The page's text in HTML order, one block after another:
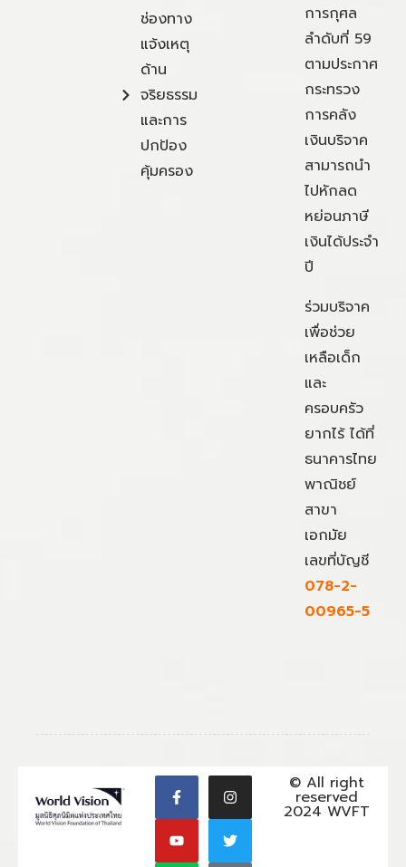
ช่องทาง
แจ้งเหตุ
ด้าน
จริยธรรม
และการ
ปกป้อง
คุ้มครอง
การกุศล
ลำดับที่ 59
ตามประกาศ
กระทรวง
การคลัง
เงินบริจาค
สามารถนำ
ไปหักลด
หย่อนภาษี
เงินได้ประจำ
ปี
ร่วมบริจาค
เพื่อช่วย
เหลือเด็ก
และ
ครอบครัว
ยากไร้ ได้ที่
ธนาคารไทย
พาณิชย์
สาขา
เอกมัย
เลขที่บัญชี
078-2-
00965-5
© All right
reserved
2024 WVFT